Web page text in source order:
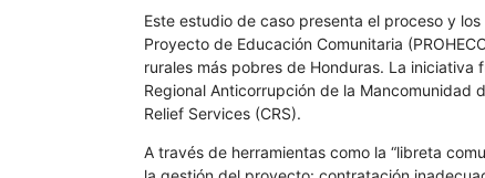
Este estudio de caso presenta el proceso y
Proyecto de Educación Comunitaria
rurales más pobres de Honduras. La iniciativa
Regional Anticorrupción de la Mancomunidad
Relief Services (CRS).
A través de herramientas como la “libreta